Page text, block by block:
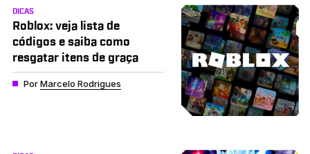
DICAS
Roblox: veja lista de
códigos e saiba como
resgatar itens de graça
PorMarcelo Rodrigues